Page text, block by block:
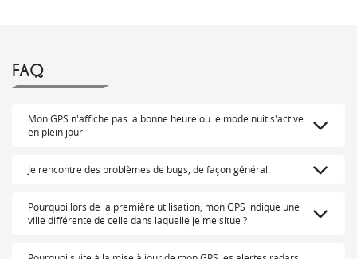
FAQ
Mon GPS n'affiche pas la bonne heure ou le mode nuit s'active
en plein jour
Je rencontre des problèmes de bugs, de façon général.
Pourquoi lors de la première utilisation, mon GPS indique une
ville différente de celle dans laquelle je me situe ?